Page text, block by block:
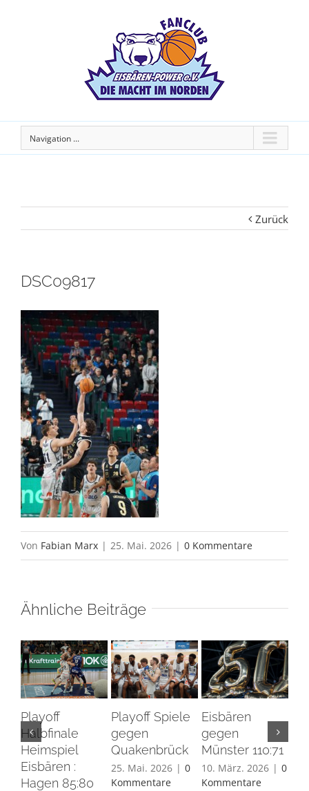
Navigation ...
Zurück
DSC09817
Von Fabian Marx | 25. Mai. 2026 | 0 Kommentare
Ähnliche Beiträge
Playoff
Halbfinale
Heimspiel
Eisbären :
Hagen 85:80
Playoff Spiele
gegen
Quakenbrück
25. Mai. 2026 | 0
Kommentare
Eisbären
gegen
Münster 110:71
10. März. 2026 | 0
Kommentare